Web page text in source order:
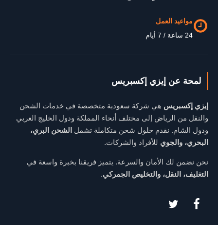
مواعيد العمل
24 ساعة / 7 أيام
لمحة عن إيزي إكسبريس
إيزي إكسبريس هي شركة سعودية متخصصة في خدمات الشحن
والنقل من الرياض إلى مختلف أنحاء المملكة ودول الخليج العربي
ودول الشام. نقدم حلول شحن متكاملة تشمل الشحن البري،
البحري، والجوي للأفراد والشركات.
نحن نضمن لك الأمان والسرعة. يتميز فريقنا بخبرة واسعة في
التغليف، النقل، والتخليص الجمركي.